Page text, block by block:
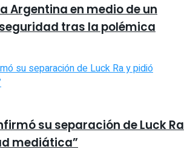
Argentina en medio de un
tras la polémica
su separación de Luck Ra
mediática”